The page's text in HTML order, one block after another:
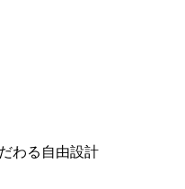
わる自由設計